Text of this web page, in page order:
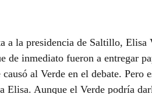
a la presidencia de Saltillo,
de inmediato fueron a entregar
al Verde en el debate. Pero
Elisa. Aunque el Verde podría